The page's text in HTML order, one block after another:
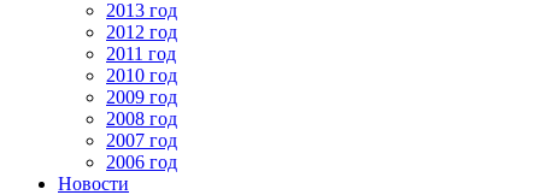
2013 год
2012 год
2011 год
2010 год
2009 год
2008 год
2007 год
2006 год
Новости